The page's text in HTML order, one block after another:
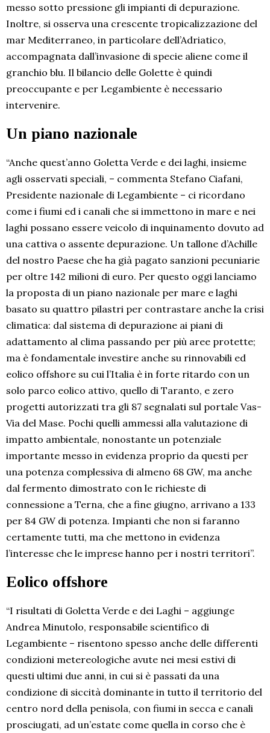
messo sotto pressione gli impianti di depurazione.
Inoltre, si osserva una crescente tropicalizzazione del
mar Mediterraneo, in particolare dell’Adriatico,
accompagnata dall’invasione di specie aliene come il
granchio blu. Il bilancio delle Golette è quindi
preoccupante e per Legambiente è necessario
intervenire.
Un piano nazionale
“Anche quest’anno Goletta Verde e dei laghi, insieme
agli osservati speciali, – commenta Stefano Ciafani,
Presidente nazionale di Legambiente – ci ricordano
come i fiumi ed i canali che si immettono in mare e nei
laghi possano essere veicolo di inquinamento dovuto ad
una cattiva o assente depurazione. Un tallone d’Achille
del nostro Paese che ha già pagato sanzioni pecuniarie
per oltre 142 milioni di euro. Per questo oggi lanciamo
la proposta di un piano nazionale per mare e laghi
basato su quattro pilastri per contrastare anche la crisi
climatica: dal sistema di depurazione ai piani di
adattamento al clima passando per più aree protette;
ma è fondamentale investire anche su rinnovabili ed
eolico offshore su cui l’Italia è in forte ritardo con un
solo parco eolico attivo, quello di Taranto, e zero
progetti autorizzati tra gli 87 segnalati sul portale Vas-
Via del Mase. Pochi quelli ammessi alla valutazione di
impatto ambientale, nonostante un potenziale
importante messo in evidenza proprio da questi per
una potenza complessiva di almeno 68 GW, ma anche
dal fermento dimostrato con le richieste di
connessione a Terna, che a fine giugno, arrivano a 133
per 84 GW di potenza. Impianti che non si faranno
certamente tutti, ma che mettono in evidenza
l’interesse che le imprese hanno per i nostri territori”.
Eolico offshore
“I risultati di Goletta Verde e dei Laghi – aggiunge
Andrea Minutolo, responsabile scientifico di
Legambiente – risentono spesso anche delle differenti
condizioni metereologiche avute nei mesi estivi di
questi ultimi due anni, in cui si è passati da una
condizione di siccità dominante in tutto il territorio del
centro nord della penisola, con fiumi in secca e canali
prosciugati, ad un’estate come quella in corso che è